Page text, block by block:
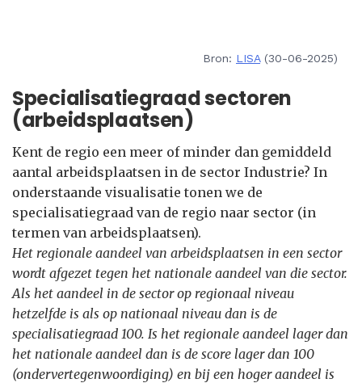
Bron: LISA(30-06-2025)
Specialisatiegraad sectoren
(arbeidsplaatsen)
Kent de regio een meer of minder dan gemiddeld
aantal arbeidsplaatsen in de sector Industrie? In
onderstaande visualisatie tonen we de
specialisatiegraad van de regio naar sector (in
termen van arbeidsplaatsen).
Het regionale aandeel van arbeidsplaatsen in een sector
wordt afgezet tegen het nationale aandeel van die sector.
Als het aandeel in de sector op regionaal niveau
hetzelfde is als op nationaal niveau dan is de
specialisatiegraad 100. Is het regionale aandeel lager dan
het nationale aandeel dan is de score lager dan 100
(ondervertegenwoordiging) en bij een hoger aandeel is